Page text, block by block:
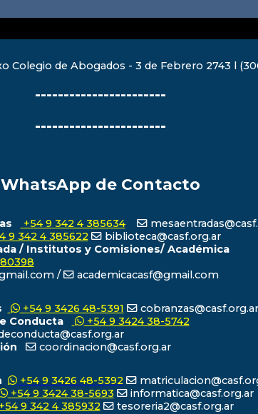
Colegio de Abogados - 3 de Febrero 2743 l
-----------------------
-----------------------
WhatsApp de Contacto
+54 9 342 4 385634
9 342 4 385622
biblioteca@casf.org.ar
/ Institutos y Comisiones/ Académica
/
academicacasf@gmail.com
+54 9 3426 48-5391
cobranzas@casf.org.ar
Conducta
+54 9 3424 38-5742
coordinacion@casf.org.ar
+54 9 3426 48-5392
+54 9 3424 38-5693
informatica@casf.org.ar
9 342 4 385932 tesoreria2@casf.org.ar